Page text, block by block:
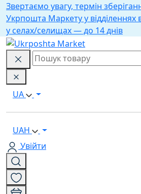
Звертаємо увагу, термін
Укрпошта Маркету у відділеннях
у селах/селищах — до 14 днів
UA
UAH
Увійти